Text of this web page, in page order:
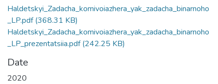
Haldetskyi_Zadacha_komivoiazhera_yak_zadacha_binarnoho
_LP.pdf(368.31 KB)
Haldetskyi_Zadacha_komivoiazhera_yak_zadacha_binarnoho
_LP_prezentatsiia.pdf(242.25 KB)
Date
2020